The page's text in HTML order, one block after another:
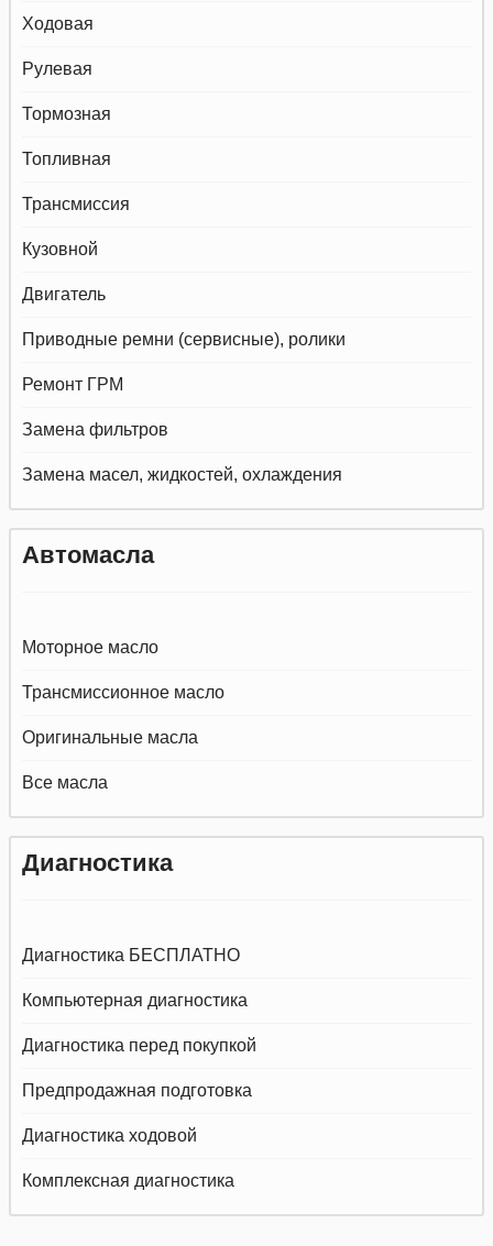
Ходовая
Рулевая
Тормозная
Топливная
Трансмиссия
Кузовной
Двигатель
Приводные ремни (сервисные), ролики
Ремонт ГРМ
Замена фильтров
Замена масел, жидкостей, охлаждения
Автомасла
Моторное масло
Трансмиссионное масло
Оригинальные масла
Все масла
Диагностика
Диагностика БЕСПЛАТНО
Компьютерная диагностика
Диагностика перед покупкой
Предпродажная подготовка
Диагностика ходовой
Комплексная диагностика